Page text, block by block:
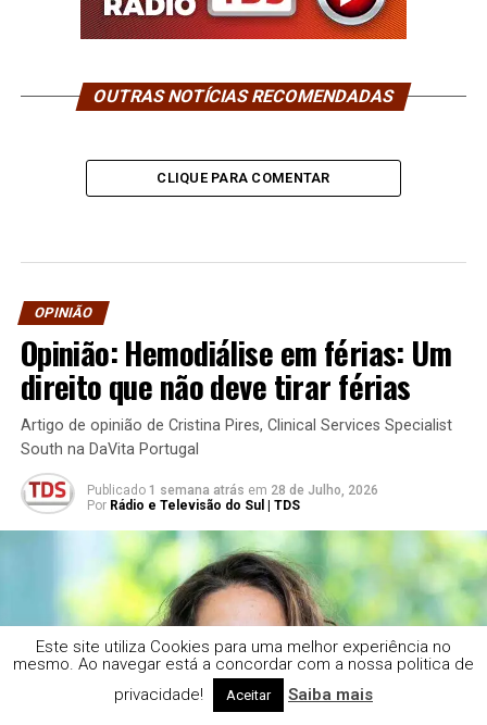
OUTRAS NOTÍCIAS RECOMENDADAS
CLIQUE PARA COMENTAR
OPINIÃO
Opinião: Hemodiálise em férias: Um
direito que não deve tirar férias
Artigo de opinião de Cristina Pires, Clinical Services Specialist
South na DaVita Portugal
Publicado 1 semana atrás em 28 de Julho, 2026
Por Rádio e Televisão do Sul | TDS
Este site utiliza Cookies para uma melhor experiência no
mesmo. Ao navegar está a concordar com a nossa politica de
privacidade!
Aceitar Saiba mais